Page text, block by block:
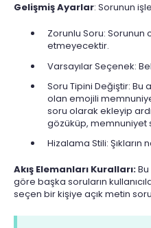
Gelişmiş Ayarlar: Sorunun
Zorunlu Soru: Sorunun
etmeyecektir.
Varsayılar Seçenek:
Soru Tipini Değiştir:
olan emojili
soru olarak ekleyip
gözüküp, memnuniyet
Hizalama Stili:
Akış Elemanları Kuralları:Bu
göre başka soruların
seçen bir kişiye açık metin